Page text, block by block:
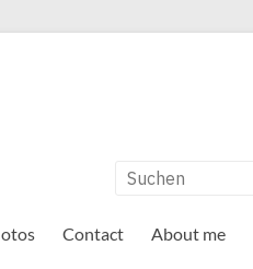
Contact About me